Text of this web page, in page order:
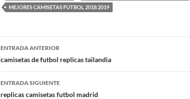
MEJORES CAMISETAS FUTBOL 2018 2019
Navegación
de
entradas
ENTRADA ANTERIOR
camisetas de futbol replicas tailandia
ENTRADA SIGUIENTE
replicas camisetas futbol madrid